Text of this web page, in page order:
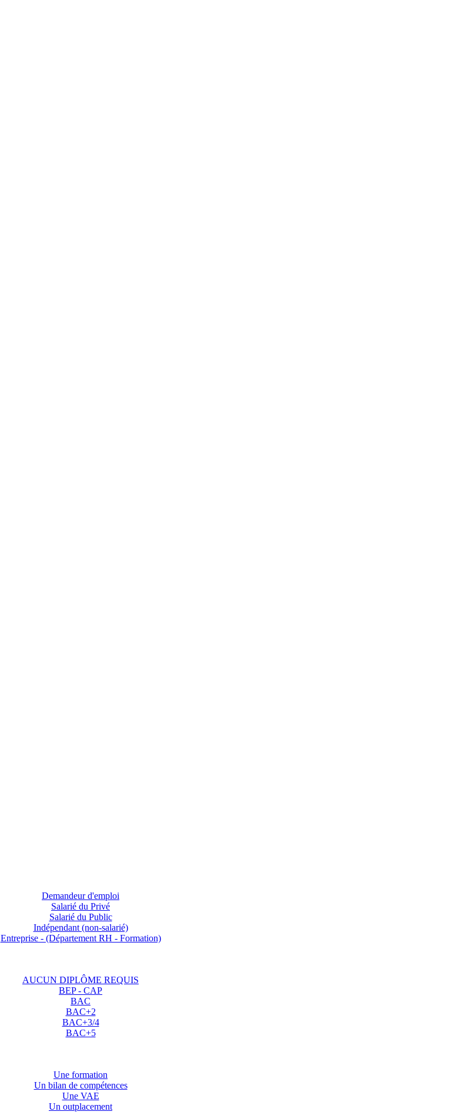
Demandeur d'emploi
Salarié du Privé
Salarié du Public
Indépendant (non-salarié)
Entreprise - (Département RH - Formation)
AUCUN DIPLÔME REQUIS
BEP - CAP
BAC
BAC+2
BAC+3/4
BAC+5
Une formation
Un bilan de compétences
Une VAE
Un outplacement